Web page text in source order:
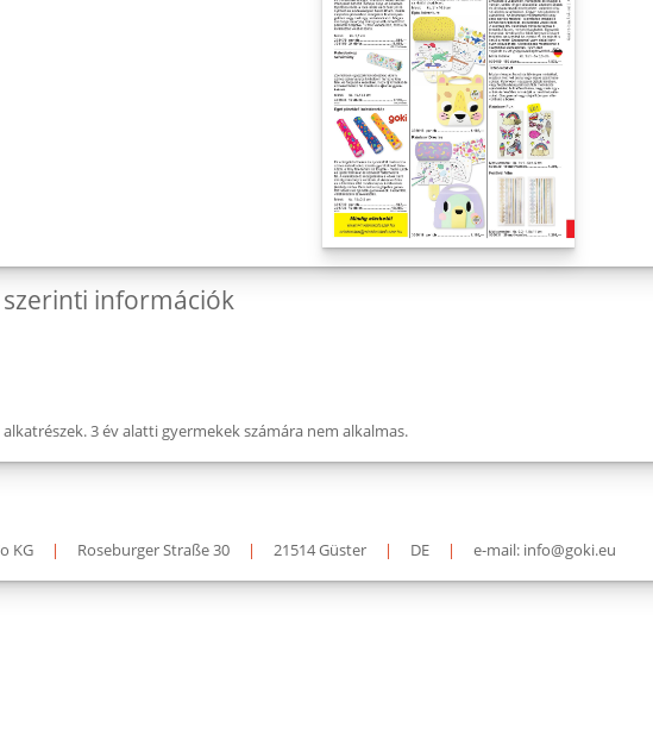
szerinti információk
3 év alatti gyermekek számára nem alkalmas.
KG | Roseburger Straße 30 | 21514 Güster | DE | e-mail: info@goki.eu